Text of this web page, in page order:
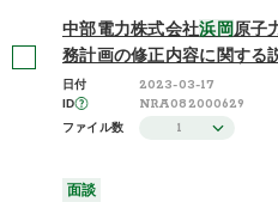
中部電力株式会社浜岡原子
務計画の修正内容に関する
日付 2023-03-17
ID NRA082000629
ファイル数 1
面談